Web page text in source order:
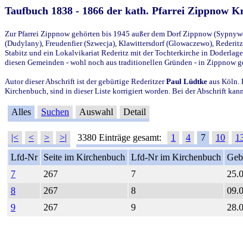
Taufbuch 1838 - 1866 der kath. Pfarrei Zippnow
Zur Pfarrei Zippnow gehörten bis 1945 außer dem Dorf Zippnow
(Dudylany), Freudenfier (Szwecja), Klawittersdorf (Glowaczewo),
Stabitz und ein Lokalvikariat Rederitz mit der Tochterkirche in
diesen Gemeinden - wohl noch aus traditionellen Gründen - in Zippnow
Autor dieser Abschrift ist der gebürtige RederitzerPaul Lüdtke aus Köln.
Kirchenbuch, sind in dieser Liste korrigiert worden. Bei der Abschrift
Alles Suchen Auswahl Detail
|< < > >| 3380 Einträge gesamt: 1 4 7 10
Lfd-Nr
Seite im Kirchenbuch Lfd-Nr im Kirchenbuch
7
267 7
8
267 8
9
267 9